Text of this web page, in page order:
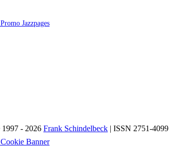
1997 - 2026 Frank Schindelbeck | ISSN 2751-4099
Banner